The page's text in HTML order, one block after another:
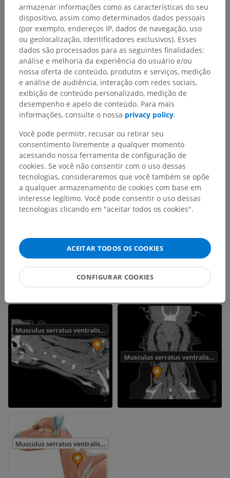
armazenar informações como as características do seu
dispositivo, assim como determinados dados pessoais
(por exemplo, endereços IP, dados de navegação, uso
ou geolocalização, identificadores exclusivos). Esses
dados são processados para as seguintes finalidades:
análise e melhoria da experiência do usuário e/ou
nossa oferta de conteúdo, produtos e serviços, medição
e análise de audiência, interação com redes sociais,
exibição de conteúdo personalizado, medição de
desempenho e apelo de conteúdo. Para mais
informações, consulte o nossa privacy policy.
Você pode permiitr, recusar ou retirar seu
consentimento livremente a qualquer momento
acessando nossa ferramenta de configuração de
cookies. Se você não consentir com o uso dessas
tecnologias, consideraremos que você também se opõe
a qualquer armazenamento de cookies com base em
interesse legítimo. Você pode consentir o uso dessas
tecnologias clicando em "aceitar todos os cookies".
ACEITAR TODOS OS COOKIES
CONFIGURAR COOKIES